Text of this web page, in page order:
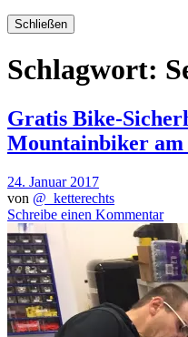
Schließen
Schlagwort:
Gratis Bike-
Mountainbiker am
24. Januar 2017
von @_ketterechts
Schreibe einen Kommentar